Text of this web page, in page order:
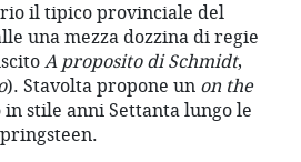
il tipico provinciale del
una mezza dozzina di regie
A proposito di Schmidt,
). Stavolta propone un on the
stile anni Settanta lungo le